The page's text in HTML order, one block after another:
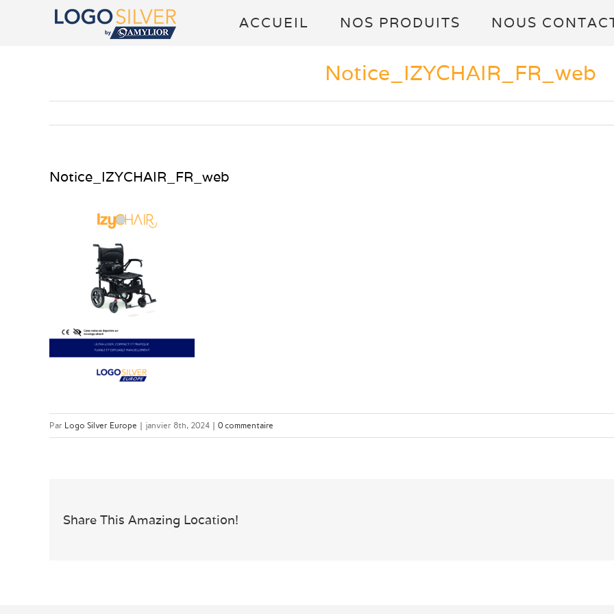
ACCUEIL NOS PRODUITS NOUS
Notice_IZYCHAIR_FR_web
Notice_IZYCHAIR_FR_web
Par Logo Silver Europe | janvier 8th, 2024 | 0 commentaire
Share This Amazing Location!